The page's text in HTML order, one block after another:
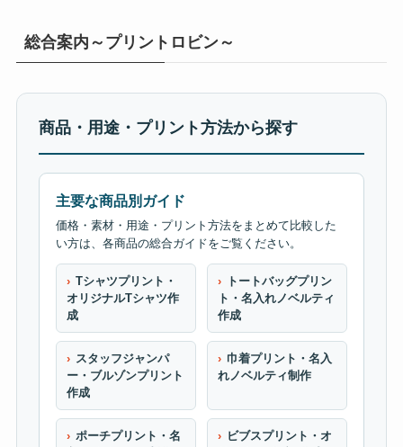
総合案内～プリントロビン～
商品・用途・プリント方法から探す
主要な商品別ガイド
価格・素材・用途・プリント方法をまとめて比較した
い方は、各商品の総合ガイドをご覧ください。
Tシャツプリント・
オリジナルTシャツ作
成
トートバッグプリン
ト・名入れノベルティ
作成
スタッフジャンパ
ー・ブルゾンプリント
作成
巾着プリント・名入
れノベルティ制作
ポーチプリント・名
ビブスプリント・オ